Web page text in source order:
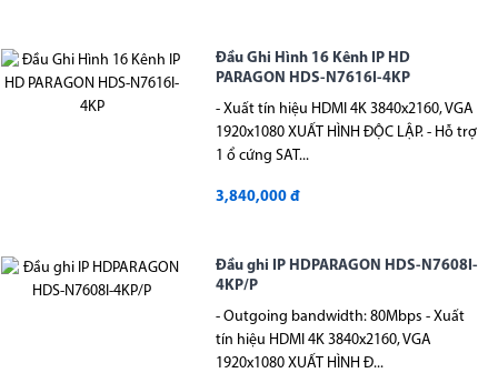
Đầu Ghi Hình 16 Kênh IP HD
PARAGON HDS-N7616I-4KP
- Xuất tín hiệu HDMI 4K 3840x2160, VGA
1920x1080 XUẤT HÌNH ĐỘC LẬP. - Hỗ trợ
1 ổ cứng SAT...
3,840,000 đ
Đầu ghi IP HDPARAGON HDS-N7608I-
4KP/P
- Outgoing bandwidth: 80Mbps - Xuất
tín hiệu HDMI 4K 3840x2160, VGA
1920x1080 XUẤT HÌNH Đ...